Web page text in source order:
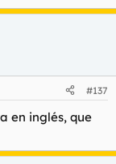
#137
en inglés, que